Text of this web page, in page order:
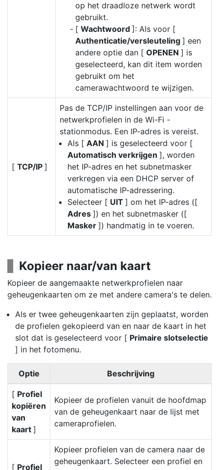
op het draadloze netwerk wordt
gebruikt.
[ Wachtwoord ]: Als voor [
Authenticatie/versleuteling ] een
andere optie dan [ OPENEN ] is
geselecteerd, kan dit item worden
gebruikt om het
camerawachtwoord te wijzigen.
[ TCP/IP ]
Pas de TCP/IP instellingen aan voor de
netwerkprofielen in de Wi-Fi -
stationmodus. Een IP-adres is vereist.
Als [ AAN ] is geselecteerd voor [
Automatisch verkrijgen ], worden
het IP-adres en het subnetmasker
verkregen via een DHCP server of
automatische IP-adressering.
Selecteer [ UIT ] om het IP-adres ([
Adres ]) en het subnetmasker ([
Masker ]) handmatig in te voeren.
Kopieer naar/van kaart
Kopieer de aangemaakte netwerkprofielen naar
geheugenkaarten om ze met andere camera's te delen.
Als er twee geheugenkaarten zijn geplaatst, worden
de profielen gekopieerd van en naar de kaart in het
slot dat is geselecteerd voor [ Primaire slotselectie
] in het fotomenu.
Optie Beschrijving
[ Profiel
kopiëren
van
kaart ]
Kopieer de profielen vanuit de hoofdmap
van de geheugenkaart naar de lijst met
cameraprofielen.
[ Profiel
Kopieer profielen van de camera naar de
geheugenkaart. Selecteer een profiel en